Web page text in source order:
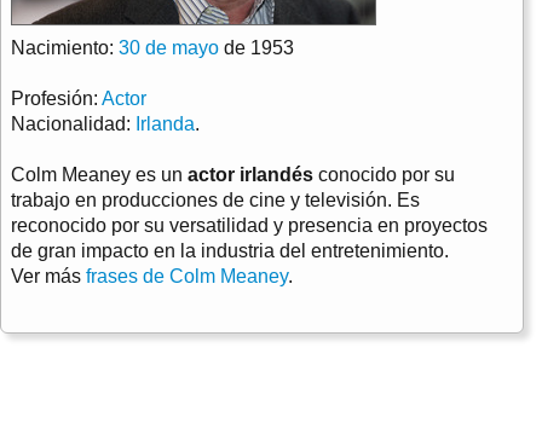
Nacimiento: 30 de mayo de 1953
Profesión: Actor
Nacionalidad: Irlanda.
Colm Meaney es un actor irlandés conocido por su
trabajo en producciones de cine y televisión. Es
reconocido por su versatilidad y presencia en proyectos
de gran impacto en la industria del entretenimiento.
Ver más frases de Colm Meaney.